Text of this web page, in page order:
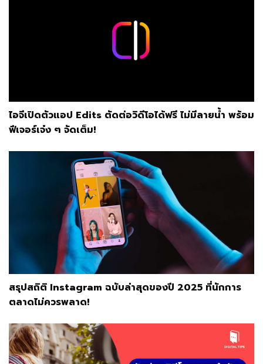
ไอจีเปิดตัวแอป Edits ตัดต่อวิดีโอได้ฟรี ไม่มีลายน้ำ พร้อม
ฟีเจอร์เจ๋ง ๆ จัดเต็ม!
สรุปสถิติ Instagram ฉบับล่าสุดของปี 2025 ที่นักการ
ตลาดไม่ควรพลาด!